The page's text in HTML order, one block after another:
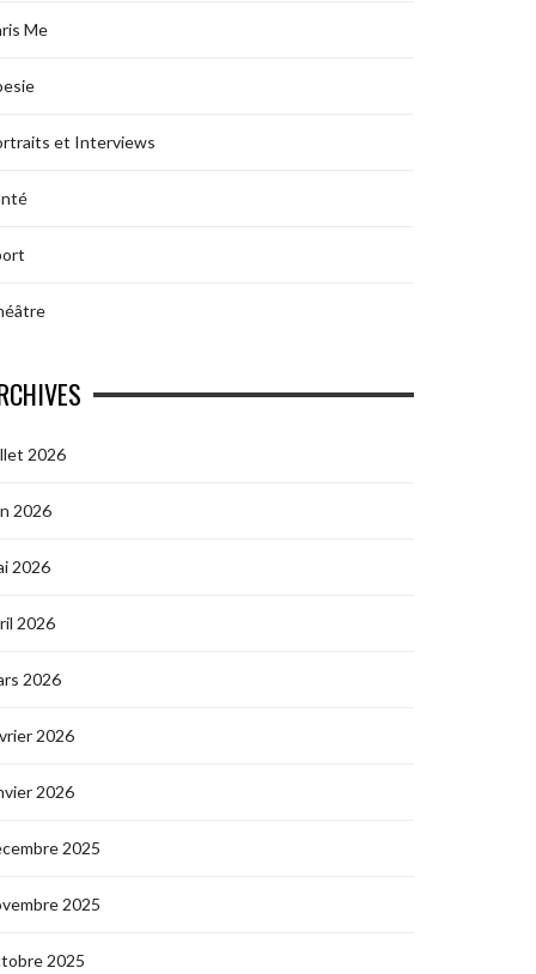
Me
et Interviews
2026
2026
2026
2026
2026
2026
2026
2025
2025
2025